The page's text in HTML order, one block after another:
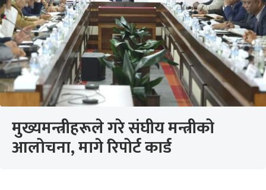
मुख्यमन्त्रीहरूले गरे संघीय मन्त्रीको
आलोचना, मागे रिपोर्ट कार्ड